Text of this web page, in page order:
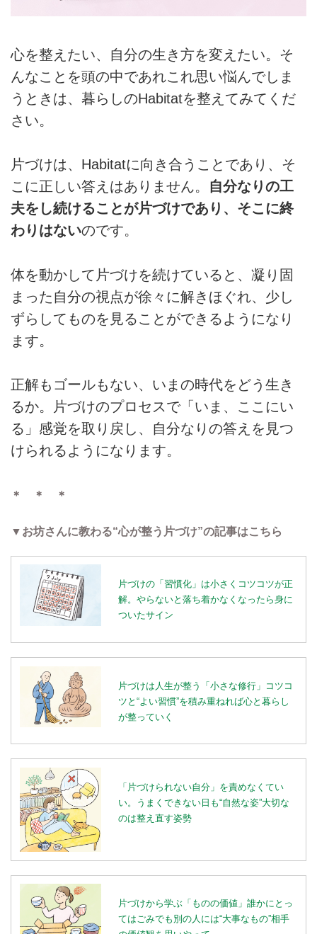
心を整えたい、自分の生き方を変えたい。そ
んなことを頭の中であれこれ思い悩んでしま
うときは、暮らしのHabitatを整えてみてくだ
さい。
片づけは、Habitatに向き合うことであり、そ
こに正しい答えはありません。 自分なりの工
夫をし続けることが片づけであり、そこに終
わりはないのです。
体を動かして片づけを続けていると、凝り固
まった自分の視点が徐々に解きほぐれ、少し
ずらしてものを見ることができるようになり
ます。
正解もゴールもない、いまの時代をどう生き
るか。片づけのプロセスで「いま、ここにい
る」感覚を取り戻し、自分なりの答えを見つ
けられるようになります。
＊ ＊ ＊
▼お坊さんに教わる“心が整う片づけ”の記事はこちら
片づけの「習慣化」は小さくコツコツが正
解。やらないと落ち着かなくなったら身に
ついたサイン
片づけは人生が整う「小さな修行」コツコ
ツと“よい習慣”を積み重ねれば心と暮らし
が整っていく
「片づけられない自分」を責めなくてい
い。うまくできない日も“自然な姿”大切な
のは整え直す姿勢
片づけから学ぶ「ものの価値」誰かにとっ
てはごみでも別の人には“大事なもの”相手